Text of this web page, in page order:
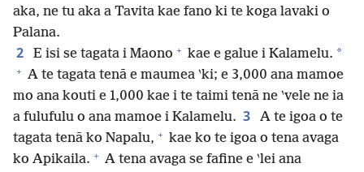
aka, ne tu aka a Tavita kae fano ki te koga lavaki o
Palana.
2 E isi se tagata i Maono + kae e galue i Kalamelu. *
+ A te tagata tenā e maumea ‵ki; e 3,000 ana mamoe
mo ana kouti e 1,000 kae i te taimi tenā ne ‵vele ne ia
a fulufulu o ana mamoe i Kalamelu. 3
A te igoa o te
tagata tenā ko Napalu, + kae ko te igoa o tena avaga
ko Apikaila. + A tena avaga se fafine e ‵lei ana